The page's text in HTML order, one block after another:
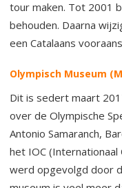
tour maken. Tot 2001
behouden. Daarna
een Catalaans
Olympisch Museum
Dit is sedert maart
over de Olympische
Antonio Samaranch,
het IOC
werd opgevolgd door